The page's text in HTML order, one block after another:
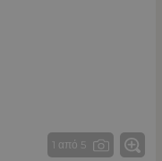
1 από 5